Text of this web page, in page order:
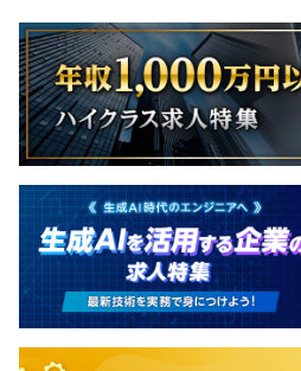
Chatwork, Slack, Zabbix,
【札幌支社】
14名
2023年5月に新たに立ち上げた
半期ごとの目標設定、振り返り
ます。
人事評価MTGにエンジニアのマ
な判断をしています。
無期雇用